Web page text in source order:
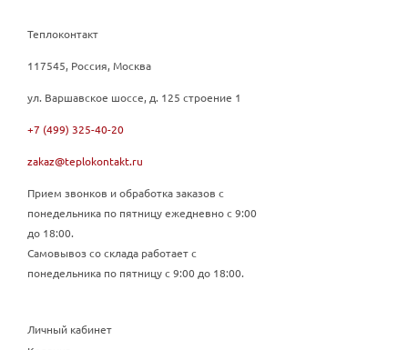
Теплоконтакт
117545, Россия, Москва
ул. Варшавское шоссе, д. 125 строение 1
+7 (499) 325-40-20
zakaz@teplokontakt.ru
Прием звонков и обработка заказов с
понедельника по пятницу ежедневно с 9:00
до 18:00.
Самовывоз со склада работает с
понедельника по пятницу с 9:00 до 18:00.
Личный кабинет